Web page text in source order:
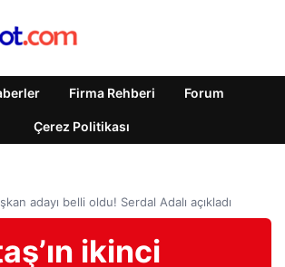
Firma Rehberi Forum
Çerez Politikası
adayı belli oldu! Serdal Adalı açıkladı
ikinci